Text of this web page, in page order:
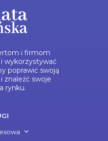
i firmom
wykorzystywać
poprawić swoją
znaleźć swoje
rynku.